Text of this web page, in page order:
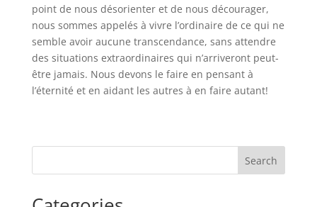
point de nous désorienter et de nous décourager,
nous sommes appelés à vivre l’ordinaire de ce qui ne
semble avoir aucune transcendance, sans attendre
des situations extraordinaires qui n’arriveront peut-
être jamais. Nous devons le faire en pensant à
l’éternité et en aidant les autres à en faire autant!
Search